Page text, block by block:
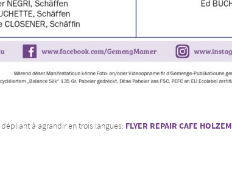
à agrandir en trois langues: FLYER REPAIR CAFE HOLZEM